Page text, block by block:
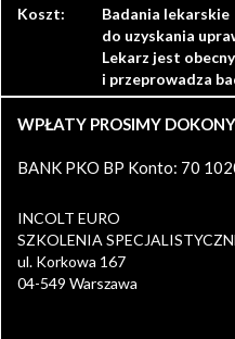
Koszt:
Badania lekarskie
do uzyskania
Lekarz jest
i przeprowadza
WPŁATY PROSIMY
BANK PKO BP Konto: 70
INCOLT EURO
SZKOLENIA
ul. Korkowa 167
04-549 Warszawa